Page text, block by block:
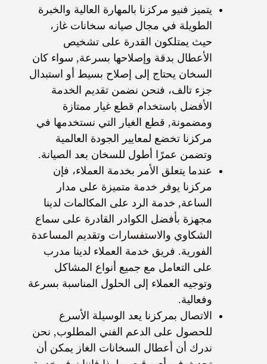
يتميز فنيو مركزنا بالمهارة العالية والخبرة
الطويلة في مجال صيانه سخانات غاز،
حيث يمتلكون القدرة على تشخيص
الأعطال بدقة وإصلاحها بسرعة, سواء كان
السخان يحتاج إلى إصلاح بسيط أو استبدال
جزء تالف، فنحن نضمن تقديم الخدمة
الأفضل باستخدام قطع غيار ممتازة
ومضمونة, قطع الغيار التي نستخدمها في
مركزنا تخضع لمعايير الجودة العالمية
وتضمن عمرًا أطول للسخان بعد الصيانة.
عندما يتعلق الأمر بخدمة العملاء، فإن
مركزنا يوفر خدمة متميزة على مدار
الساعة, خدمة الرد على المكالمات لدينا
مجهزة بأفضل الكوادر القادرة على سماع
الشكاوي والاستفسارات وتقديم المساعدة
الفورية. فريق خدمة العملاء لدينا مدرب
على التعامل مع جميع أنواع المشاكل
وتوجيه العملاء إلى الحلول المناسبة بسرعة
وفعالية.
الاتصال بمركزنا يعد الوسيلة الأسرع
للحصول على الدعم الفني المطلوب, نحن
ندرك أن أعطال السخانات الغاز يمكن أن